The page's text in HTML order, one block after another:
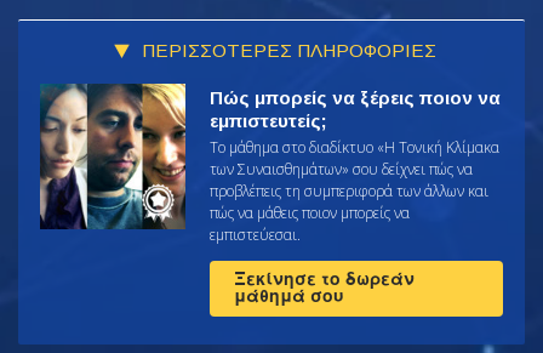
ΠΕΡΙΣΣΟΤΕΡΕΣ ΠΛΗΡΟΦΟΡΙΕΣ
Πώς μπορείς να ξέρεις ποιον να
εμπιστευτείς;
Το μάθημα στο διαδίκτυο «Η Τονική Κλίμακα
των Συναισθημάτων» σου δείχνει πώς να
προβλέπεις τη συμπεριφορά των άλλων και
πώς να μάθεις ποιον μπορείς να
εμπιστεύεσαι.
Ξεκίνησε το δωρεάν
μάθημά σου